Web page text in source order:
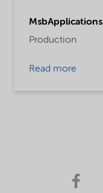
MsbApplications
Production
Read more